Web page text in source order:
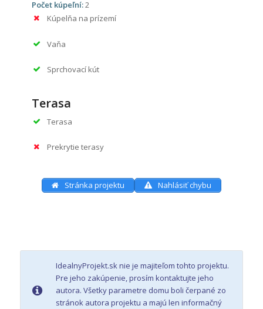
Počet kúpeľní:2
Kúpelňa na prízemí
Vaňa
Sprchovací kút
Terasa
Terasa
Prekrytie terasy
Stránka projektu Nahlásiť chybu
IdealnyProjekt.sk nie je majiteľom tohto projektu.
Pre jeho zakúpenie, prosím kontaktujte jeho
autora. Všetky parametre domu boli čerpané zo
stránok autora projektu a majú len informačný